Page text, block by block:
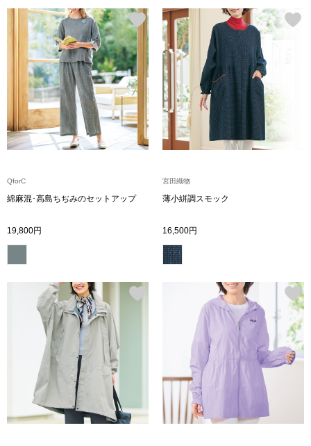
BOGARD 最新号はこちら
集
タログ
／チュニック
ルーム･アン
ルームウェア
アンダーウェア
ハンドバッグ
ショルダーバ
ブリーフケース
クラッチバッグ
QforC
綿麻混･高島ちぢみのセットアップ
19,800円
宮田織物
薄小絣調スモック
16,500円